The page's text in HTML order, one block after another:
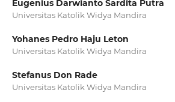
Eugenius Darwianto Sardita Putra
Universitas Katolik Widya Mandira
Yohanes Pedro Haju Leton
Universitas Katolik Widya Mandira
Stefanus Don Rade
Universitas Katolik Widya Mandira